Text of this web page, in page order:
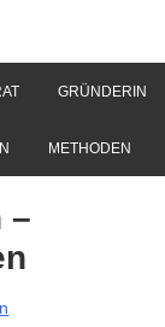
GRÜNDERIN
METHODEN
–